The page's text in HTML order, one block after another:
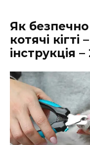
Як
котячі
інструкція